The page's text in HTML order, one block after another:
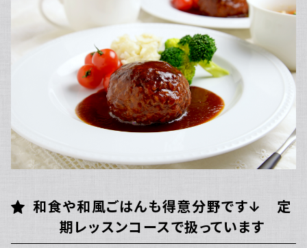
和食や和風ごはんも得意分野です↓ 定
期レッスンコースで扱っています